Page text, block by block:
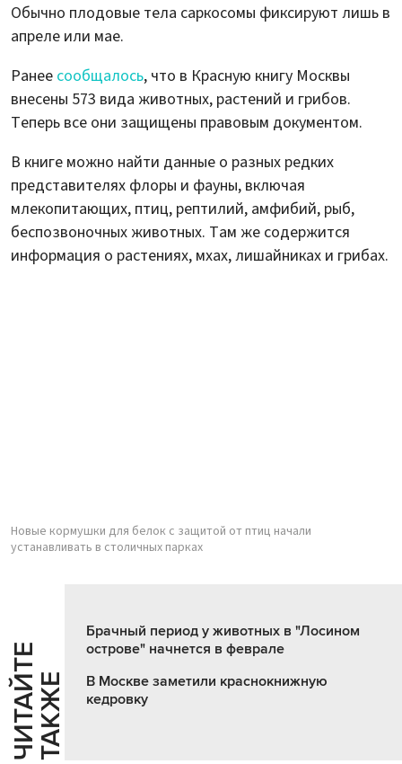
Обычно плодовые тела саркосомы фиксируют лишь в
апреле или мае.
Ранее сообщалось, что в Красную книгу Москвы
внесены 573 вида животных, растений и грибов.
Теперь все они защищены правовым документом.
В книге можно найти данные о разных редких
представителях флоры и фауны, включая
млекопитающих, птиц, рептилий, амфибий, рыб,
беспозвоночных животных. Там же содержится
информация о растениях, мхах, лишайниках и грибах.
Новые кормушки для белок с защитой от птиц начали
устанавливать в столичных парках
Ч
И
Т
АЙ
Т
Е
Т
А
К
ЖЕ
Брачный период у животных в "Лосином
острове" начнется в феврале
В Москве заметили краснокнижную
кедровку